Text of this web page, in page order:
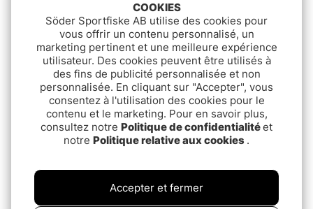
Cannon Lake-Troll Deep
€339
Cannon Handtag Easi-
€25.90
COOKIES
Söder Sportfiske AB utilise des cookies pour
vous offrir un contenu personnalisé, un
marketing pertinent et une meilleure expérience
utilisateur. Des cookies peuvent être utilisés à
des fins de publicité personnalisée et non
personnalisée. En cliquant sur "Accepter", vous
consentez à l'utilisation des cookies pour le
contenu et le marketing. Pour en savoir plus,
consultez notre Politique de confidentialitéet
notre Politique relative aux cookies .
Accepter et fermer